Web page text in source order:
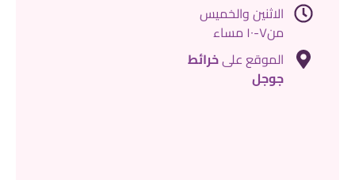
الاثنين والخميس
من٧-١٠ مساء
الموقع علىخرائط
جوجل